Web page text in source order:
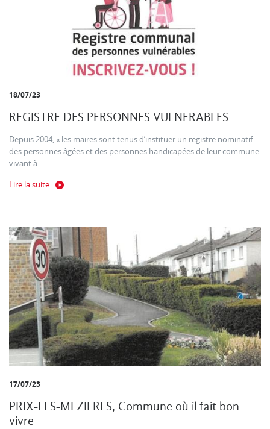
18/07/23
REGISTRE DES PERSONNES VULNERABLES
Depuis 2004, « les maires sont tenus d’instituer un registre nominatif
des personnes âgées et des personnes handicapées de leur commune
vivant à...
Lire la suite
17/07/23
PRIX-LES-MEZIERES, Commune où il fait bon
vivre